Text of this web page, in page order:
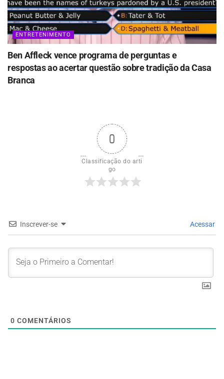
ENTRETENIMENTO
Ben Affleck vence programa de perguntas e
respostas ao acertar questão sobre tradição da Casa
Branca
0
Classificação do arti
go
Inscrever-se Acessar
0 COMENTÁRIOS